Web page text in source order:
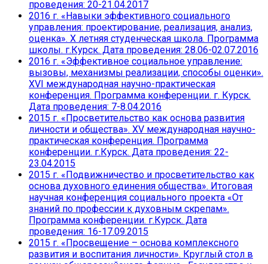
проведения: 20-21.04.2017
2016 г. «Навыки эффективного социального
управления: проектирование, реализация, анализ,
оценка». Х летняя студенческая школа. Программа
школы. г.Курск. Дата проведения: 28.06-02.07.2016
2016 г. «Эффективное социальное управление:
вызовы, механизмы реализации, способы оценки».
XVI международная научно-практическая
конференция. Программа конференции. г. Курск.
Дата проведения: 7-8.04.2016
2015 г. «Просветительство как основа развития
личности и общества». XV международная научно-
практическая конференция. Программа
конференции. г.Курск. Дата проведения: 22-
23.04.2015
2015 г. «Подвижничество и просветительство как
основа духовного единения общества». Итоговая
научная конференция социального проекта «От
знаний по профессии к духовным скрепам».
Программа конференции. г.Курск. Дата
проведения: 16-17.09.2015
2015 г. «Просвещение – основа комплексного
развития и воспитания личности». Круглый стол в